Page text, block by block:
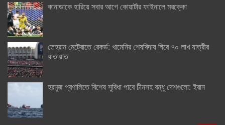
কানাডাকে হারিয়ে সবার আগে কোয়ার্টার ফাইনালে মরক্কো
তেহরান মেট্রোতে রেকর্ড: খামেনির শেষবিদায় ঘিরে ৭০ লাখ যাত্রীর
যাতায়াত
হরমুজ প্রণালিতে বিশেষ সুবিধা পাবে চীনসহ বন্ধু দেশগুলো: ইরান